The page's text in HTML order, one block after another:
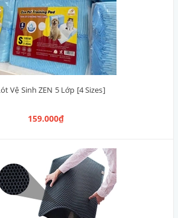
Vệ Sinh ZEN 5 Lớp [4 Sizes]
159.000₫